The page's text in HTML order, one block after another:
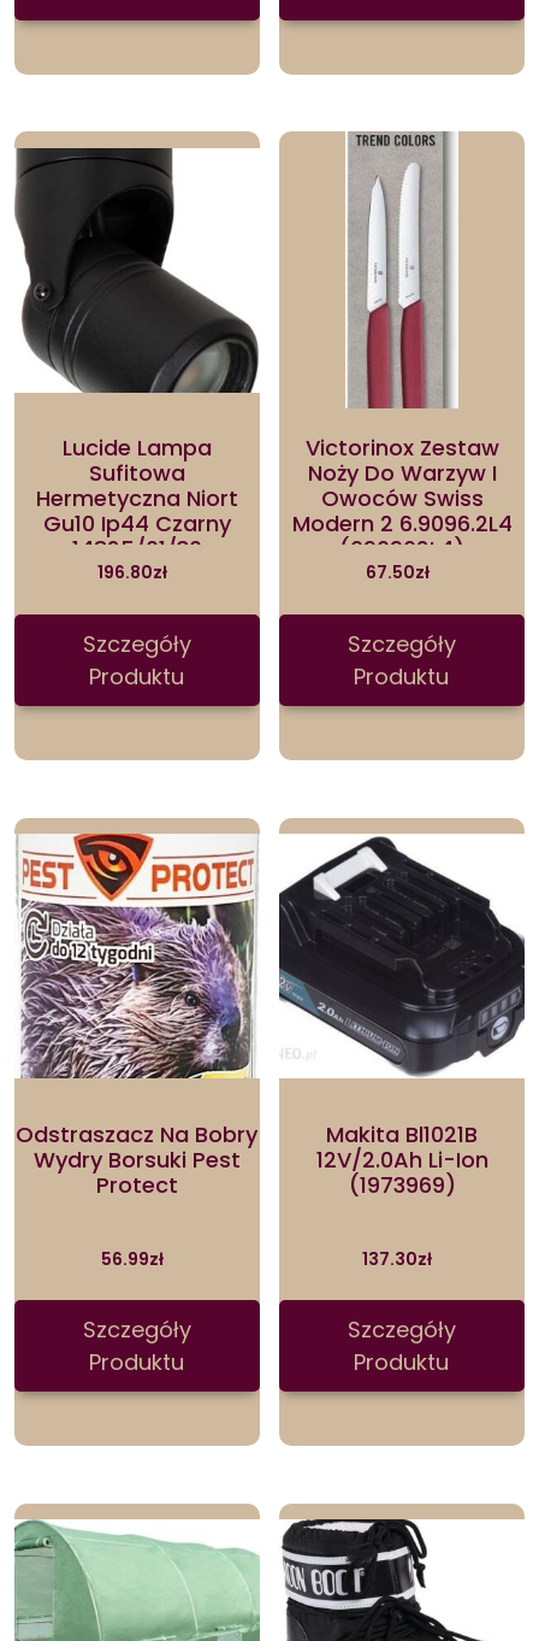
Lucide Lampa
Sufitowa
Hermetyczna Niort
Gu10 Ip44 Czarny
14825/01/30
196.80zł
Szczegóły
Produktu
Victorinox Zestaw
Noży Do Warzyw I
Owoców Swiss
Modern 2 6.9096.2L4
(690962L4)
67.50zł
Szczegóły
Produktu
Odstraszacz Na Bobry
Wydry Borsuki Pest
Protect
56.99zł
Szczegóły
Produktu
Makita Bl1021B
12V/2.0Ah Li-Ion
(1973969)
137.30zł
Szczegóły
Produktu